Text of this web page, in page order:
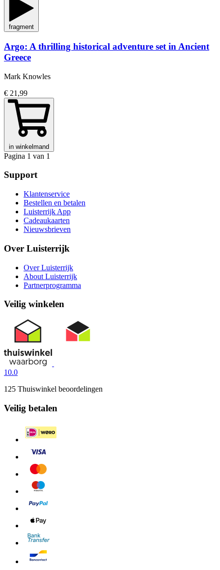
fragment
Argo: A thrilling historical adventure set in Ancient
Greece
Mark Knowles
€ 21,99
in winkelmand
Pagina 1 van 1
Support
Klantenservice
Bestellen en betalen
Luisterrijk App
Cadeaukaarten
Nieuwsbrieven
Over Luisterrijk
Over Luisterrijk
About Luisterrijk
Partnerprogramma
Veilig winkelen
10.0
125 Thuiswinkel beoordelingen
Veilig betalen